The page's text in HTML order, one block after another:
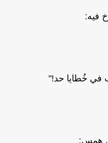
خُطايا حد!"
همس: